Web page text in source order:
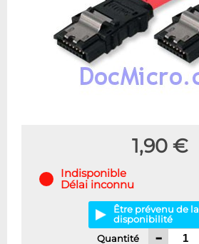
1,90 €
Indisponible
Délai inconnu
Être prévenu de la
disponibilité
Quantité
-